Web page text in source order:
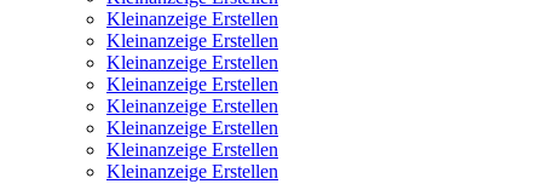
Kleinanzeige Erstellen
Kleinanzeige Erstellen
Kleinanzeige Erstellen
Kleinanzeige Erstellen
Kleinanzeige Erstellen
Kleinanzeige Erstellen
Kleinanzeige Erstellen
Kleinanzeige Erstellen